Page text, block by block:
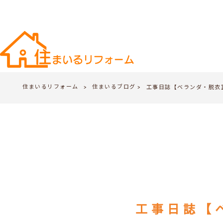
住まいるリフォーム > 住まいるブログ > 工事日誌【ベランダ・脱
工事日誌【